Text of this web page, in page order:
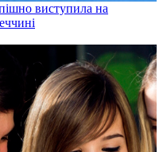
виступила на